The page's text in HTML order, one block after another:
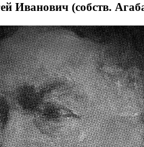
Иванович (собств.